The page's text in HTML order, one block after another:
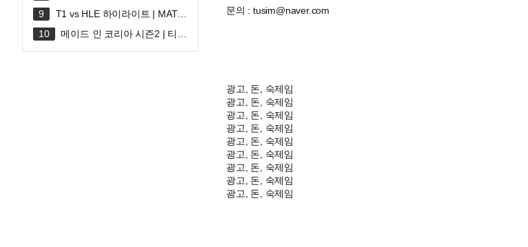
LCK
T1 vs HLE 하이라이트 | MATC
H 30 | 2026 LoL KeSPA CUP
메이드 인 코리아 시즌2 | 티저
문의 : tusim@naver.com
광고, 돈, 숙제임
광고, 돈, 숙제임
광고, 돈, 숙제임
광고, 돈, 숙제임
광고, 돈, 숙제임
광고, 돈, 숙제임
광고, 돈, 숙제임
광고, 돈, 숙제임
광고, 돈, 숙제임